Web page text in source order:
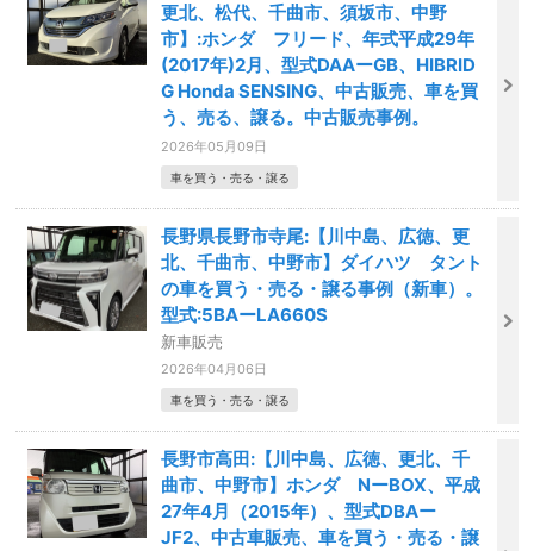
更北、松代、千曲市、須坂市、中野
市】:ホンダ フリード、年式平成29年
(2017年)2月、型式DAAーGB、HIBRID
G Honda SENSING、中古販売、車を買
う、売る、譲る。中古販売事例。
2026年05月09日
車を買う・売る・譲る
長野県長野市寺尾:【川中島、広徳、更
北、千曲市、中野市】ダイハツ タント
の車を買う・売る・譲る事例（新車）。
型式:5BAーLA660S
新車販売
2026年04月06日
車を買う・売る・譲る
長野市高田:【川中島、広徳、更北、千
曲市、中野市】ホンダ NーBOX、平成
27年4月（2015年）、型式DBAー
JF2、中古車販売、車を買う・売る・譲